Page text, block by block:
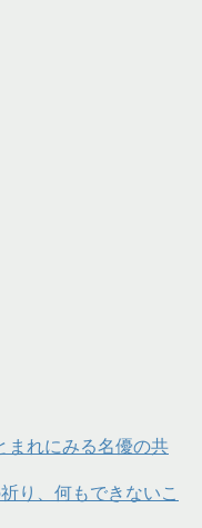
れにみる名優の共
り、何もできないこ